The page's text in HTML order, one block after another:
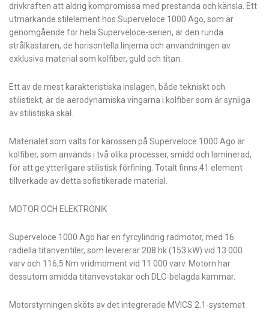
drivkraften att aldrig kompromissa med prestanda och känsla. Ett
utmärkande stilelement hos Superveloce 1000 Ago, som är
genomgående för hela Superveloce-serien, är den runda
strålkastaren, de horisontella linjerna och användningen av
exklusiva material som kolfiber, guld och titan.
Ett av de mest karakteristiska inslagen, både tekniskt och
stilistiskt, är de aerodynamiska vingarna i kolfiber som är synliga
av stilistiska skäl.
Materialet som valts för karossen på Superveloce 1000 Ago är
kolfiber, som används i två olika processer, smidd och laminerad,
för att ge ytterligare stilistisk förfining. Totalt finns 41 element
tillverkade av detta sofistikerade material.
MOTOR OCH ELEKTRONIK
Superveloce 1000 Ago har en fyrcylindrig radmotor, med 16
radiella titanventiler, som levererar 208 hk (153 kW) vid 13 000
varv och 116,5 Nm vridmoment vid 11 000 varv. Motorn har
dessutom smidda titanvevstakar och DLC-belagda kammar.
Motorstyrningen sköts av det integrerade MVICS 2.1-systemet